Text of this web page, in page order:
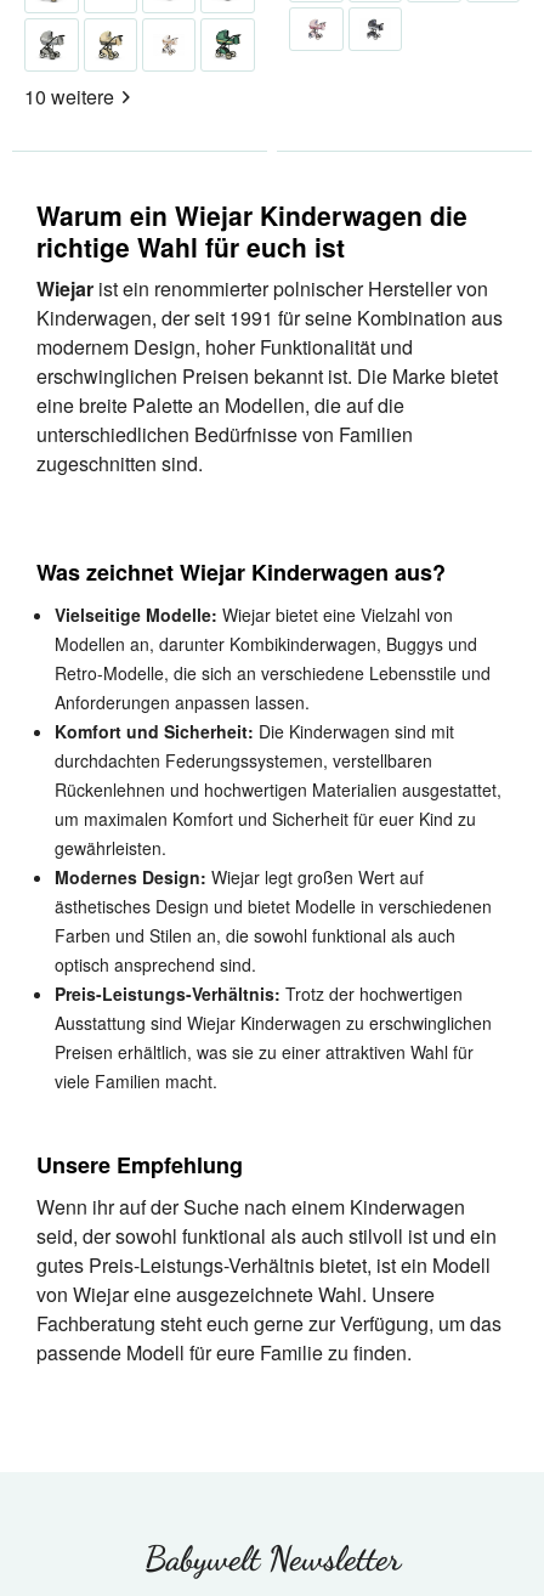
10 weitere
Warum ein Wiejar Kinderwagen die
richtige Wahl für euch ist
Wiejar ist ein renommierter polnischer Hersteller von
Kinderwagen, der seit 1991 für seine Kombination aus
modernem Design, hoher Funktionalität und
erschwinglichen Preisen bekannt ist. Die Marke bietet
eine breite Palette an Modellen, die auf die
unterschiedlichen Bedürfnisse von Familien
zugeschnitten sind.
Was zeichnet Wiejar Kinderwagen aus?
Vielseitige Modelle: Wiejar bietet eine Vielzahl von
Modellen an, darunter Kombikinderwagen, Buggys und
Retro-Modelle, die sich an verschiedene Lebensstile und
Anforderungen anpassen lassen.
Komfort und Sicherheit: Die Kinderwagen sind mit
durchdachten Federungssystemen, verstellbaren
Rückenlehnen und hochwertigen Materialien ausgestattet,
um maximalen Komfort und Sicherheit für euer Kind zu
gewährleisten.
Modernes Design: Wiejar legt großen Wert auf
ästhetisches Design und bietet Modelle in verschiedenen
Farben und Stilen an, die sowohl funktional als auch
optisch ansprechend sind.
Preis-Leistungs-Verhältnis: Trotz der hochwertigen
Ausstattung sind Wiejar Kinderwagen zu erschwinglichen
Preisen erhältlich, was sie zu einer attraktiven Wahl für
viele Familien macht.
Unsere Empfehlung
Wenn ihr auf der Suche nach einem Kinderwagen
seid, der sowohl funktional als auch stilvoll ist und ein
gutes Preis-Leistungs-Verhältnis bietet, ist ein Modell
von Wiejar eine ausgezeichnete Wahl. Unsere
Fachberatung steht euch gerne zur Verfügung, um das
passende Modell für eure Familie zu finden.
Babywelt Newsletter